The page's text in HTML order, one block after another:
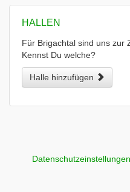
HALLEN
Für Brigachtal sind uns zur
Kennst Du welche?
Halle hinzufügen
Datenschutzeinstellungen